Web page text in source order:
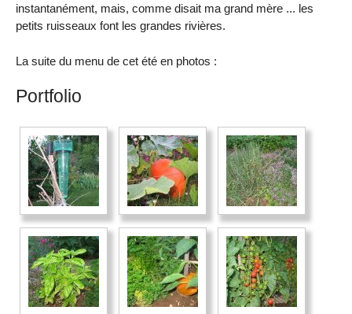
instantanément, mais, comme disait ma grand mère ... les
petits ruisseaux font les grandes rivières.
La suite du menu de cet été en photos :
Portfolio